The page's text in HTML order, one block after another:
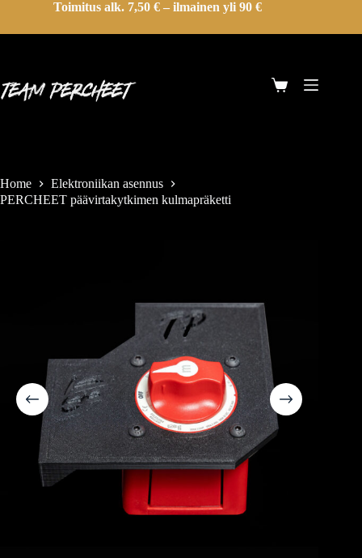
Toimitus alk. 7,50 € – ilmainen yli 90 €
Home
Elektroniikan asennus
PERCHEET päävirtakytkimen kulmapräketti